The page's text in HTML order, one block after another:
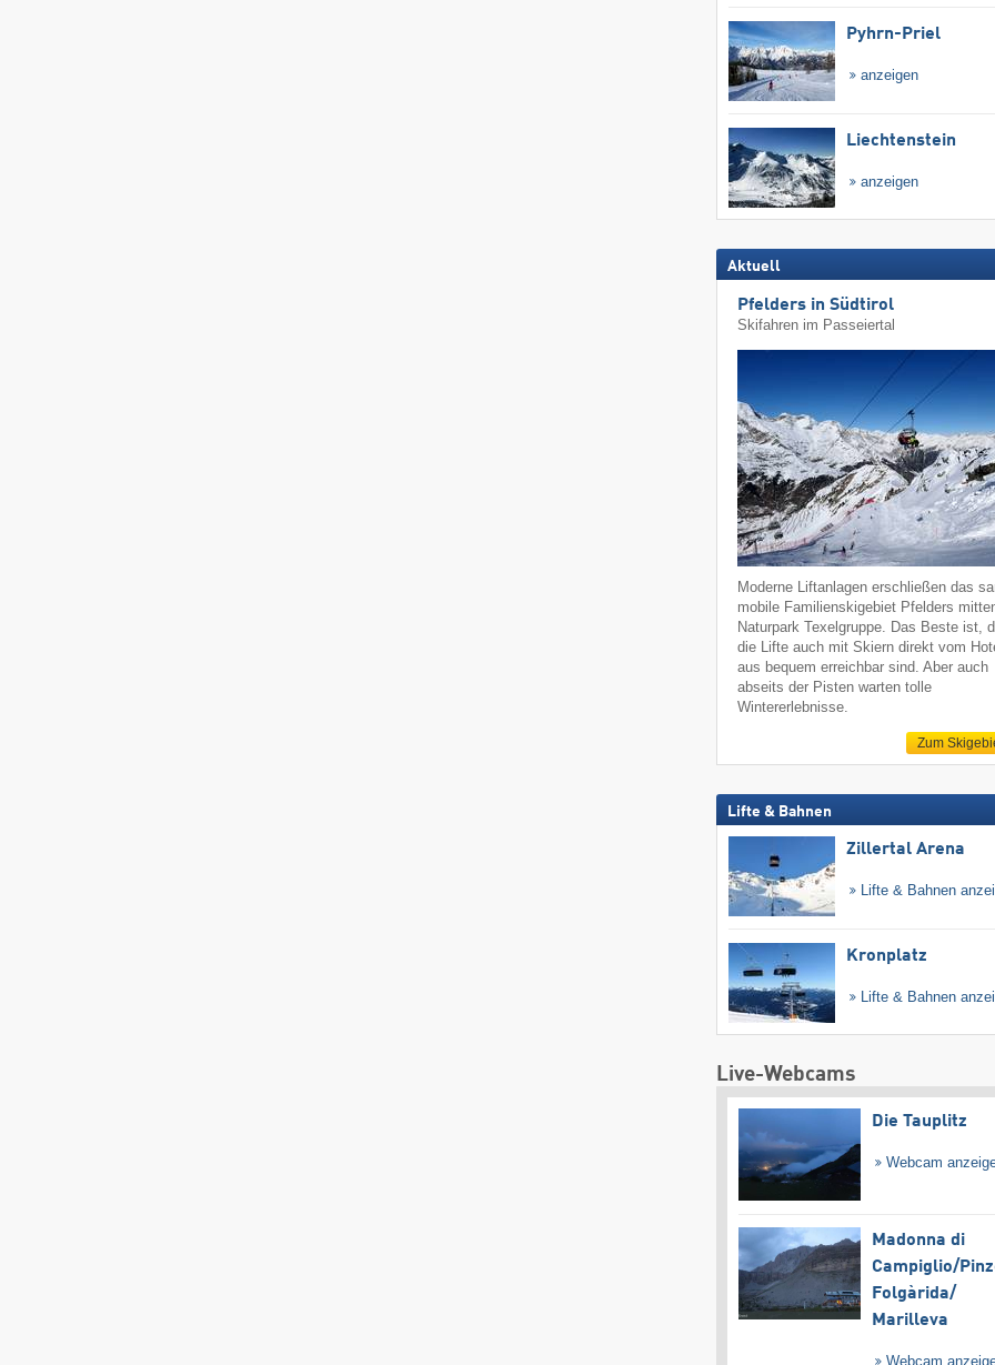
Pyhrn-Priel
anzeigen
Liechtenstein
anzeigen
Aktuell
Pfelders in Südtirol
Skifahren im Passeiertal
Moderne Liftanlagen erschließen das
mobile Familienskigebiet Pfelders
Naturpark Texelgruppe. Das Beste ist,
die Lifte auch mit Skiern direkt vom
aus bequem erreichbar sind. Aber auch
abseits der Pisten warten tolle
Wintererlebnisse.
Zum
Lifte & Bahnen
Zillertal Arena
Lifte & Bahnen
Kronplatz
Lifte & Bahnen
Live-Webcams
Die Tauplitz
Webcam
Madonna di
Campiglio/​
Folgàrida/​
Marilleva
Webcam